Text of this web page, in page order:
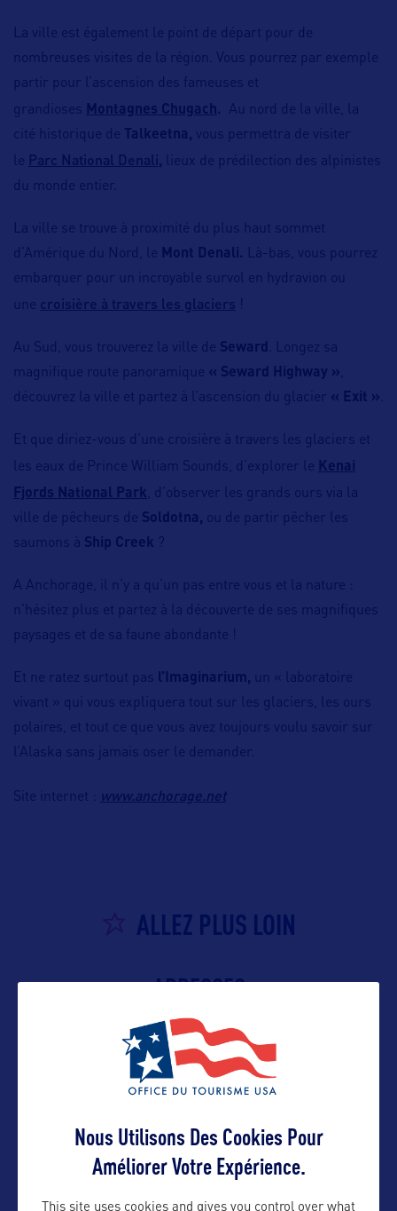
La ville est également le point de départ pour de
nombreuses visites de la région. Vous pourrez par exemple
partir pour l’ascension des fameuses et
grandioses Montagnes Chugach.
Au nord de la ville, la
cité historique de
Talkeetna, vous permettra de visiter
le Parc National Denali, lieux de prédilection des alpinistes
du monde entier.
La ville se trouve à proximité du plus haut sommet
d’Amérique du Nord, le Mont Denali. Là-bas, vous pourrez
embarquer pour un incroyable survol en hydravion ou
une croisière à travers les glaciers
Au Sud, vous trouverez la ville de Seward
. Longez sa
magnifique route panoramique « Seward Highway »
découvrez la ville et partez à l’ascension du glacier « Exit »
Et que diriez-vous d’une croisière à travers les glaciers et
les eaux de Prince William Sounds, d’explorer le Kenai
Fjords National Park , d’observer les grands ours via la
ville de pêcheurs de Soldotna, ou de partir pêcher les
saumons à Ship Creek ?
A Anchorage, il n’y a qu’un pas entre vous et la nature :
n’hésitez plus et partez à la découverte de ses magnifiques
paysages et de sa faune abondante !
Et ne ratez surtout pas l’Imaginarium, un « laboratoire
vivant » qui vous expliquera tout sur les glaciers, les ours
polaires, et tout ce que vous avez toujours voulu savoir sur
l’Alaska sans jamais oser le demander.
Site internet : www.anchorage.net
ALLEZ PLUS LOIN
ADRESSES
Contact presse
Nous Utilisons Des Cookies Pour
Améliorer Votre Expérience.
This site uses cookies and gives you control over what